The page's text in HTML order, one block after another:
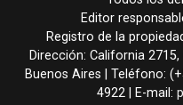
Editor
Registro de la
Dirección: California 2715,
Buenos Aires | Teléfono:
4922 | E-mail: